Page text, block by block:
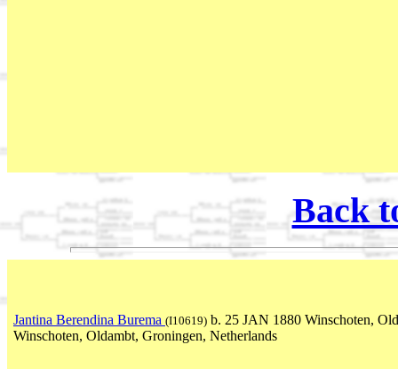
Back
Jantina Berendina Burema (I10619) b. 25 JAN 1880 Winschoten,
Winschoten, Oldambt, Groningen, Netherlands